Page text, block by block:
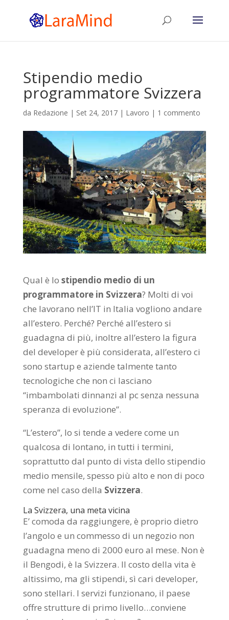
Stipendio medio
programmatore Svizzera
da Redazione | Set 24, 2017| Lavoro | 1 commento
Qual è lo stipendio medio di un
programmatore in Svizzera? Molti di voi
che lavorano nell’IT in Italia vogliono andare
all’estero. Perché? Perché all’estero si
guadagna di più, inoltre all’estero la figura
del developer è più considerata, all’estero ci
sono startup e aziende talmente tanto
tecnologiche che non ci lasciano
“imbambolati dinnanzi al pc senza nessuna
speranza di evoluzione”.
“L’estero”, lo si tende a vedere come un
qualcosa di lontano, in tutti i termini,
soprattutto dal punto di vista dello stipendio
medio mensile, spesso più alto e non di poco
come nel caso della Svizzera.
La Svizzera, una meta vicina
E’ comoda da raggiungere, è proprio dietro
l’angolo e un commesso di un negozio non
guadagna meno di 2000 euro al mese. Non è
il Bengodi, è la Svizzera. Il costo della vita è
altissimo, ma gli stipendi, sì cari developer,
sono stellari. I servizi funzionano, il paese
offre strutture di primo livello…conviene